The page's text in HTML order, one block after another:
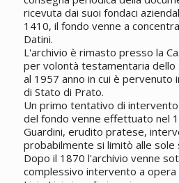
ricevuta dai suoi fondaci
1410, il fondo venne a
Datini.
L'archivio è rimasto presso la
per volontà testamentaria dello
al 1957 anno in cui è pervenuto
di Stato di Prato.
Un primo tentativo di
del fondo venne effettuato nel
Guardini, erudito pratese,
probabilmente si limitò alle sole
Dopo il 1870 l'archivio venne
complessivo intervento a opera